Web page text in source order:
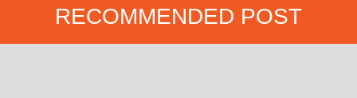
RECOMMENDED POST